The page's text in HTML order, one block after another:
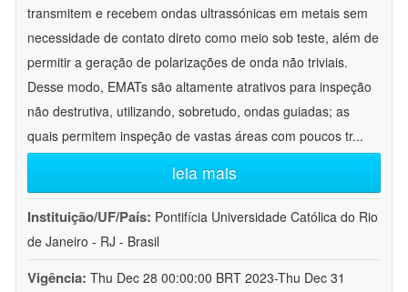
transmitem e recebem ondas ultrassónicas em metais sem
necessidade de contato direto como meio sob teste, além de
permitir a geração de polarizações de onda não triviais.
Desse modo, EMATs são altamente atrativos para inspeção
não destrutiva, utilizando, sobretudo, ondas guiadas; as
quais permitem inspeção de vastas áreas com poucos tr...
leia mais
Instituição/UF/País: Pontifícia Universidade Católica do Rio
de Janeiro - RJ - Brasil
Vigência: Thu Dec 28 00:00:00 BRT 2023-Thu Dec 31